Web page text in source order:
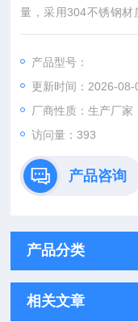
量，采用304不锈钢材
橡胶防水密封胶粘带》
产品型号：
更新时间：2026-08-
厂商性质：生产厂家
访问量：393
产品咨询
产品分类
相关文章